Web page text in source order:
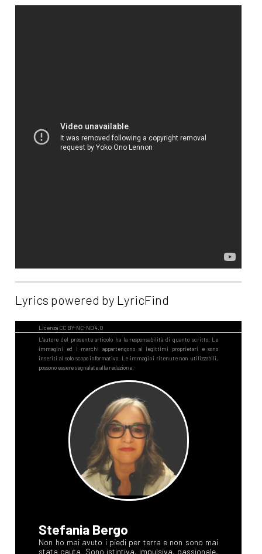
Lyrics powered by LyricFind
Stefania Bergo